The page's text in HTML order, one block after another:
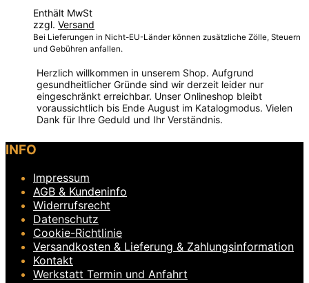
Enthält MwSt
zzgl. Versand
Bei Lieferungen in Nicht-EU-Länder können zusätzliche Zölle, Steuern
und Gebühren anfallen.
Herzlich willkommen in unserem Shop. Aufgrund
gesundheitlicher Gründe sind wir derzeit leider nur
eingeschränkt erreichbar. Unser Onlineshop bleibt
voraussichtlich bis Ende August im Katalogmodus. Vielen
Dank für Ihre Geduld und Ihr Verständnis.
Dieses
Produkt
mehrere
Varianten
auf.
Die
Optionen
können
auf
der
Produktseite
INFO
Impressum
AGB & Kundeninfo
Widerrufsrecht
Datenschutz
Cookie-Richtlinie
Versandkosten & Lieferung & Zahlungsinformation
Kontakt
Werkstatt Termin und Anfahrt